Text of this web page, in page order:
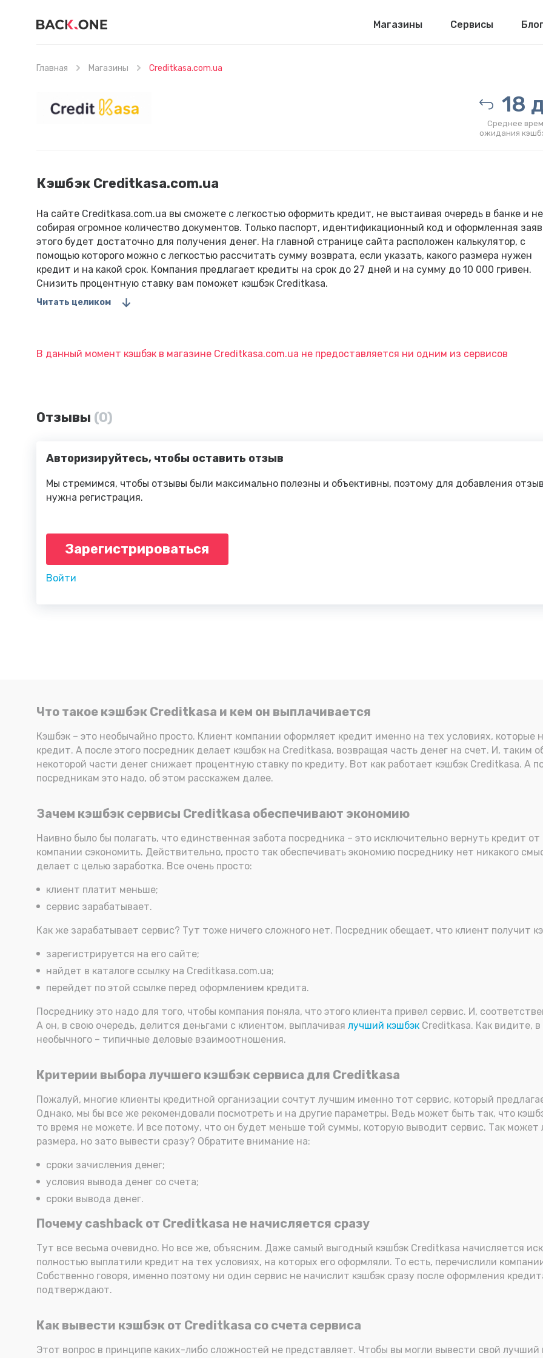
Магазины Сервисы
Главная Магазины Creditkasa.com.ua
18
Среднее
ожидания
Кэшбэк Creditkasa.com.ua
На сайте Creditkasa.com.ua вы сможете с легкостью оформить кредит, не выстаивая очередь в банке и не
собирая огромное количество документов. Только паспорт, идентификационный код и оформленная
этого будет достаточно для получения денег. На главной странице сайта расположен калькулятор, с
помощью которого можно с легкостью рассчитать сумму возврата, если указать, какого размера нужен
кредит и на какой срок. Компания предлагает кредиты на срок до 27 дней и на сумму до 10 000 гривен.
Снизить процентную ставку вам поможет кэшбэк Creditkasa.
Читать целиком
В данный момент кэшбэк в магазине Creditkasa.com.ua не предоставляется ни одним из сервисов
Отзывы (0)
Авторизируйтесь, чтобы оставить отзыв
Мы стремимся, чтобы отзывы были максимально полезны и объективны, поэтому для добавления
нужна регистрация.
Зарегистрироваться
Войти
Что такое кэшбэк Creditkasa и кем он выплачивается
Кэшбэк – это необычайно просто. Клиент компании оформляет кредит именно на тех условиях,
кредит. А после этого посредник делает кэшбэк на Creditkasa, возвращая часть денег на счет. И, таким
некоторой части денег снижает процентную ставку по кредиту. Вот как работает кэшбэк Creditkasa. А
посредникам это надо, об этом расскажем далее.
Зачем кэшбэк сервисы Creditkasa обеспечивают экономию
Наивно было бы полагать, что единственная забота посредника – это исключительно вернуть кредит
компании сэкономить. Действительно, просто так обеспечивать экономию посреднику нет никакого
делает с целью заработка. Все очень просто:
клиент платит меньше;
сервис зарабатывает.
Как же зарабатывает сервис? Тут тоже ничего сложного нет. Посредник обещает, что клиент получит
зарегистрируется на его сайте;
найдет в каталоге ссылку на Creditkasa.com.ua;
перейдет по этой ссылке перед оформлением кредита.
Посреднику это надо для того, чтобы компания поняла, что этого клиента привел сервис. И,
А он, в свою очередь, делится деньгами с клиентом, выплачивая лучший кэшбэк Creditkasa. Как видите,
необычного – типичные деловые взаимоотношения.
Критерии выбора лучшего кэшбэк сервиса для Creditkasa
Пожалуй, многие клиенты кредитной организации сочтут лучшим именно тот сервис, который
Однако, мы бы все же рекомендовали посмотреть и на другие параметры. Ведь может быть так, что
то время не можете. И все потому, что он будет меньше той суммы, которую выводит сервис. Так
размера, но зато вывести сразу? Обратите внимание на:
сроки зачисления денег;
условия вывода денег со счета;
сроки вывода денег.
Почему cashback от Creditkasa не начисляется сразу
Тут все весьма очевидно. Но все же, объясним. Даже самый выгодный кэшбэк Creditkasa начисляется
полностью выплатили кредит на тех условиях, на которых его оформляли. То есть, перечислили
Собственно говоря, именно поэтому ни один сервис не начислит кэшбэк сразу после оформления
подтверждают.
Как вывести кэшбэк от Creditkasa со счета сервиса
Этот вопрос в принципе каких-либо сложностей не представляет. Чтобы вы могли вывести свой